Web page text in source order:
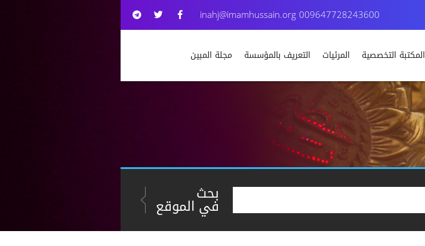
009647728243600
inahj@imamhussain.org
المكتبة التخصصية المرئيات التعريف بالمؤسسة مجلة المبين
بحث
في الموقع